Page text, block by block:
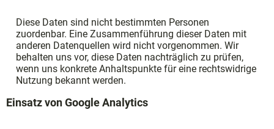
Diese Daten sind nicht bestimmten Personen
zuordenbar. Eine Zusammenführung dieser Daten mit
anderen Datenquellen wird nicht vorgenommen. Wir
behalten uns vor, diese Daten nachträglich zu prüfen,
wenn uns konkrete Anhaltspunkte für eine rechtswidrige
Nutzung bekannt werden.
Einsatz von Google Analytics